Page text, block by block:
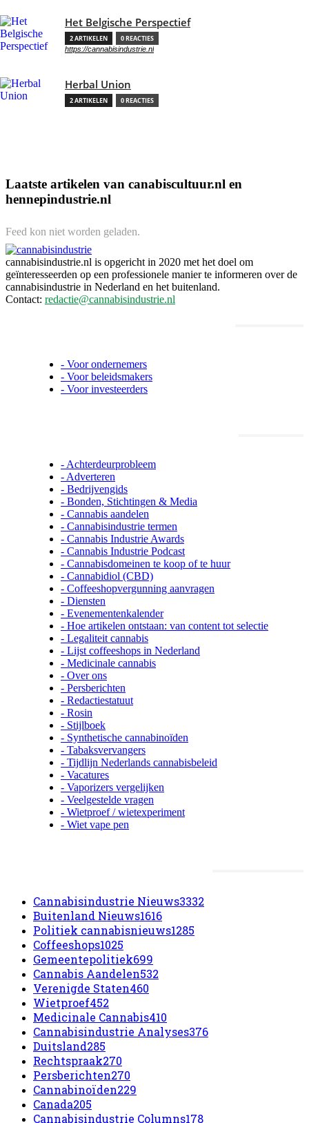
Het Belgische Perspectief
2 ARTIKELEN 0 REACTIES
https://cannabisindustrie.nl
Herbal Union
2 ARTIKELEN 0 REACTIES
Laatste artikelen van canabiscultuur.nl en
hennepindustrie.nl
Feed kon niet worden geladen.
cannabisindustrie.nl is opgericht in 2020 met het doel om
geïnteresseerden op een professionele manier te informeren over de
cannabisindustrie in Nederland en het buitenland.
Contact: redactie@cannabisindustrie.nl
- Voor ondernemers
- Voor beleidsmakers
- Voor investeerders
- Achterdeurprobleem
- Adverteren
- Bedrijvengids
- Bonden, Stichtingen & Media
- Cannabis aandelen
- Cannabisindustrie termen
- Cannabis Industrie Awards
- Cannabis Industrie Podcast
- Cannabisdomeinen te koop of te huur
- Cannabidiol (CBD)
- Coffeeshopvergunning aanvragen
- Diensten
- Evenementenkalender
- Hoe artikelen ontstaan: van content tot selectie
- Legaliteit cannabis
- Lijst coffeeshops in Nederland
- Medicinale cannabis
- Over ons
- Persberichten
- Redactiestatuut
- Rosin
- Stijlboek
- Synthetische cannabinoïden
- Tabaksvervangers
- Tijdlijn Nederlands cannabisbeleid
- Vacatures
- Vaporizers vergelijken
- Veelgestelde vragen
- Wietproef / wietexperiment
- Wiet vape pen
Cannabisindustrie Nieuws3332
Buitenland Nieuws1616
Politiek cannabisnieuws1285
Coffeeshops1025
Gemeentepolitiek699
Cannabis Aandelen532
Verenigde Staten460
Wietproef452
Medicinale Cannabis410
Cannabisindustrie Analyses376
Duitsland285
Rechtspraak270
Persberichten270
Cannabinoïden229
Canada205
Cannabisindustrie Columns178